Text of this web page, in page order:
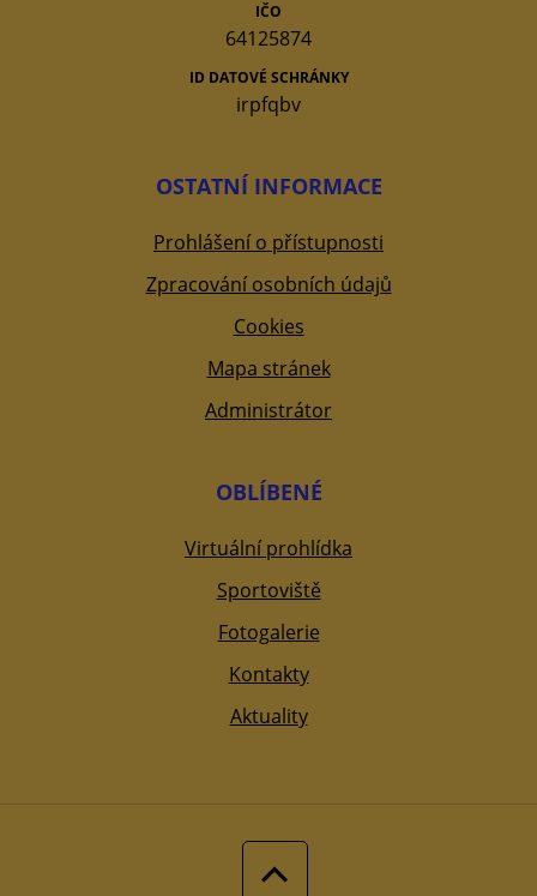
IČO
64125874
ID DATOVÉ SCHRÁNKY
irpfqbv
OSTATNÍ INFORMACE
Prohlášení o přístupnosti
Zpracování osobních údajů
Cookies
Mapa stránek
Administrátor
OBLÍBENÉ
Virtuální prohlídka
Sportoviště
Fotogalerie
Kontakty
Aktuality